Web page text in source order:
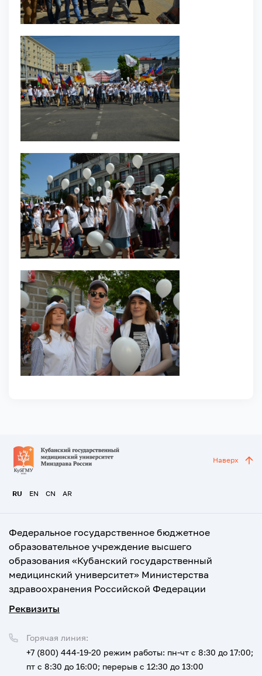
RU EN CN AR
Наверх
Федеральное государственное бюджетное
образовательное учреждение высшего
образования «Кубанский государственный
медицинский университет» Министерства
здравоохранения Российской Федерации
Реквизиты
Горячая линия:
+7 (800) 444-19-20 режим работы: пн-чт с 8:30 до 17:00;
пт с 8:30 до 16:00; перерыв с 12:30 до 13:00